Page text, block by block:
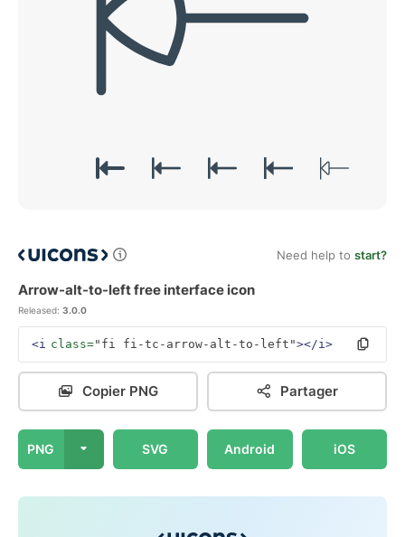
Need help to start?
Arrow-alt-to-left free interface icon
Released: 3.0.0
<i class="fi fi-tc-arrow-alt-to-left"></i>
Copier PNG Partager
PNG SVG Android iOS